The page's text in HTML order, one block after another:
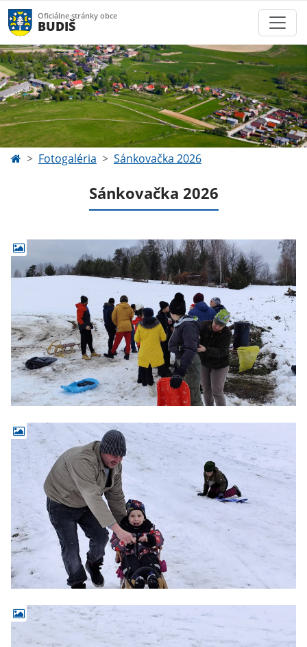
Oficiálne stránky obce
BUDIŠ
Fotogaléria Sánkovačka 2026
Sánkovačka 2026